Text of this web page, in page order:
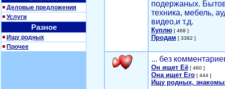
Деловые предложения
Услуги
Разное
Ищу родных
Прочее
подержаных.
техника, мебель,
видео,и т.д.
Куплю[ 468 ]
Продам [ 3382 ]
... без
Он ищет Её[ 460 ]
Она ищет Его[ 444 ]
Ищу родных,